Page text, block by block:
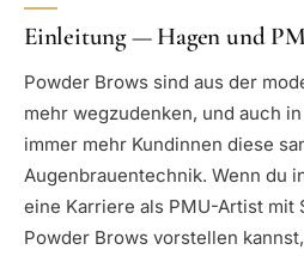
Einleitung — Hagen und
Powder Brows sind aus der
mehr wegzudenken, und auch
immer mehr Kundinnen diese
Augenbrauentechnik. Wenn du
eine Karriere als PMU-Artist mit
Powder Brows vorstellen